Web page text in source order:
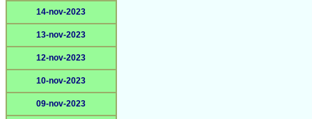
14-nov-2023
13-nov-2023
12-nov-2023
10-nov-2023
09-nov-2023